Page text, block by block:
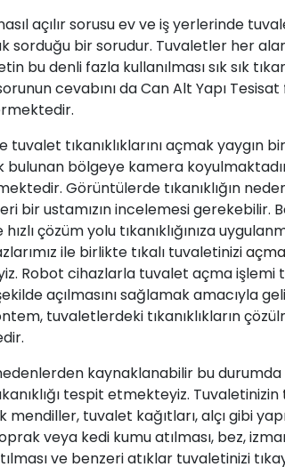
açılır sorusu ev ve iş yerlerinde
sorduğu bir sorudur. Tuvaletler her
bu denli fazla kullanılması sık sık
cevabını da Can Alt Yapı Tesisat
tuvalet tıkanıklıklarını açmak yaygın
bulunan bölgeye kamera
Görüntülerde tıkanıklığın
bir ustamızın incelemesi gerekebilir.
çözüm yolu tıkanıklığınıza
ile birlikte tıkalı tuvaletiniziaçma
Robot cihazlarla tuvalet açma işlemi
açılmasını sağlamak amacıyla
tuvaletlerdeki tıkanıklıkların
nedenlerden kaynaklanabilir bu durumda
tespit etmekteyiz. Tuvaletinizin
mendiller, tuvalet kağıtları, alçı gibi
veya kedi kumu atılması, bez,
ve benzeri atıklar tuvaletinizi